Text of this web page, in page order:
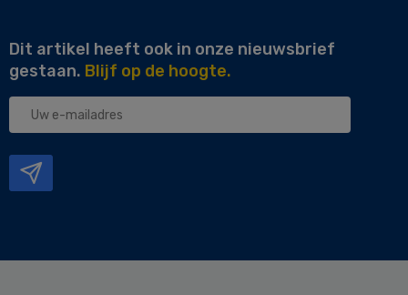
Dit artikel heeft ook in onze nieuwsbrief
gestaan. Blijf op de hoogte.
Uw